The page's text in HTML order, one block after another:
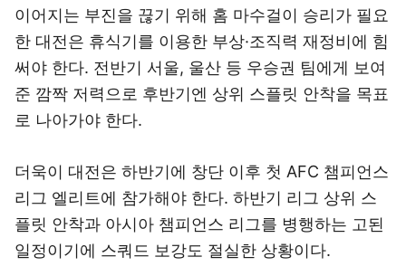
이어지는 부진을 끊기 위해 홈 마수걸이 승리가 필요
한 대전은 휴식기를 이용한 부상·조직력 재정비에 힘
써야 한다. 전반기 서울, 울산 등 우승권 팀에게 보여
준 깜짝 저력으로 후반기엔 상위 스플릿 안착을 목표
로 나아가야 한다.
더욱이 대전은 하반기에 창단 이후 첫 AFC 챔피언스
리그 엘리트에 참가해야 한다. 하반기 리그 상위 스
플릿 안착과 아시아 챔피언스 리그를 병행하는 고된
일정이기에 스쿼드 보강도 절실한 상황이다.